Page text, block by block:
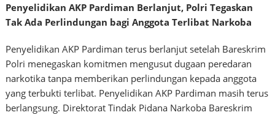
Penyelidikan AKP Pardiman Berlanjut, Polri Tegaskan
Tak Ada Perlindungan bagi Anggota Terlibat Narkoba
Penyelidikan AKP Pardiman terus berlanjut setelah Bareskrim
Polri menegaskan komitmen mengusut dugaan peredaran
narkotika tanpa memberikan perlindungan kepada anggota
yang terbukti terlibat. Penyelidikan AKP Pardiman masih terus
berlangsung. Direktorat Tindak Pidana Narkoba Bareskrim